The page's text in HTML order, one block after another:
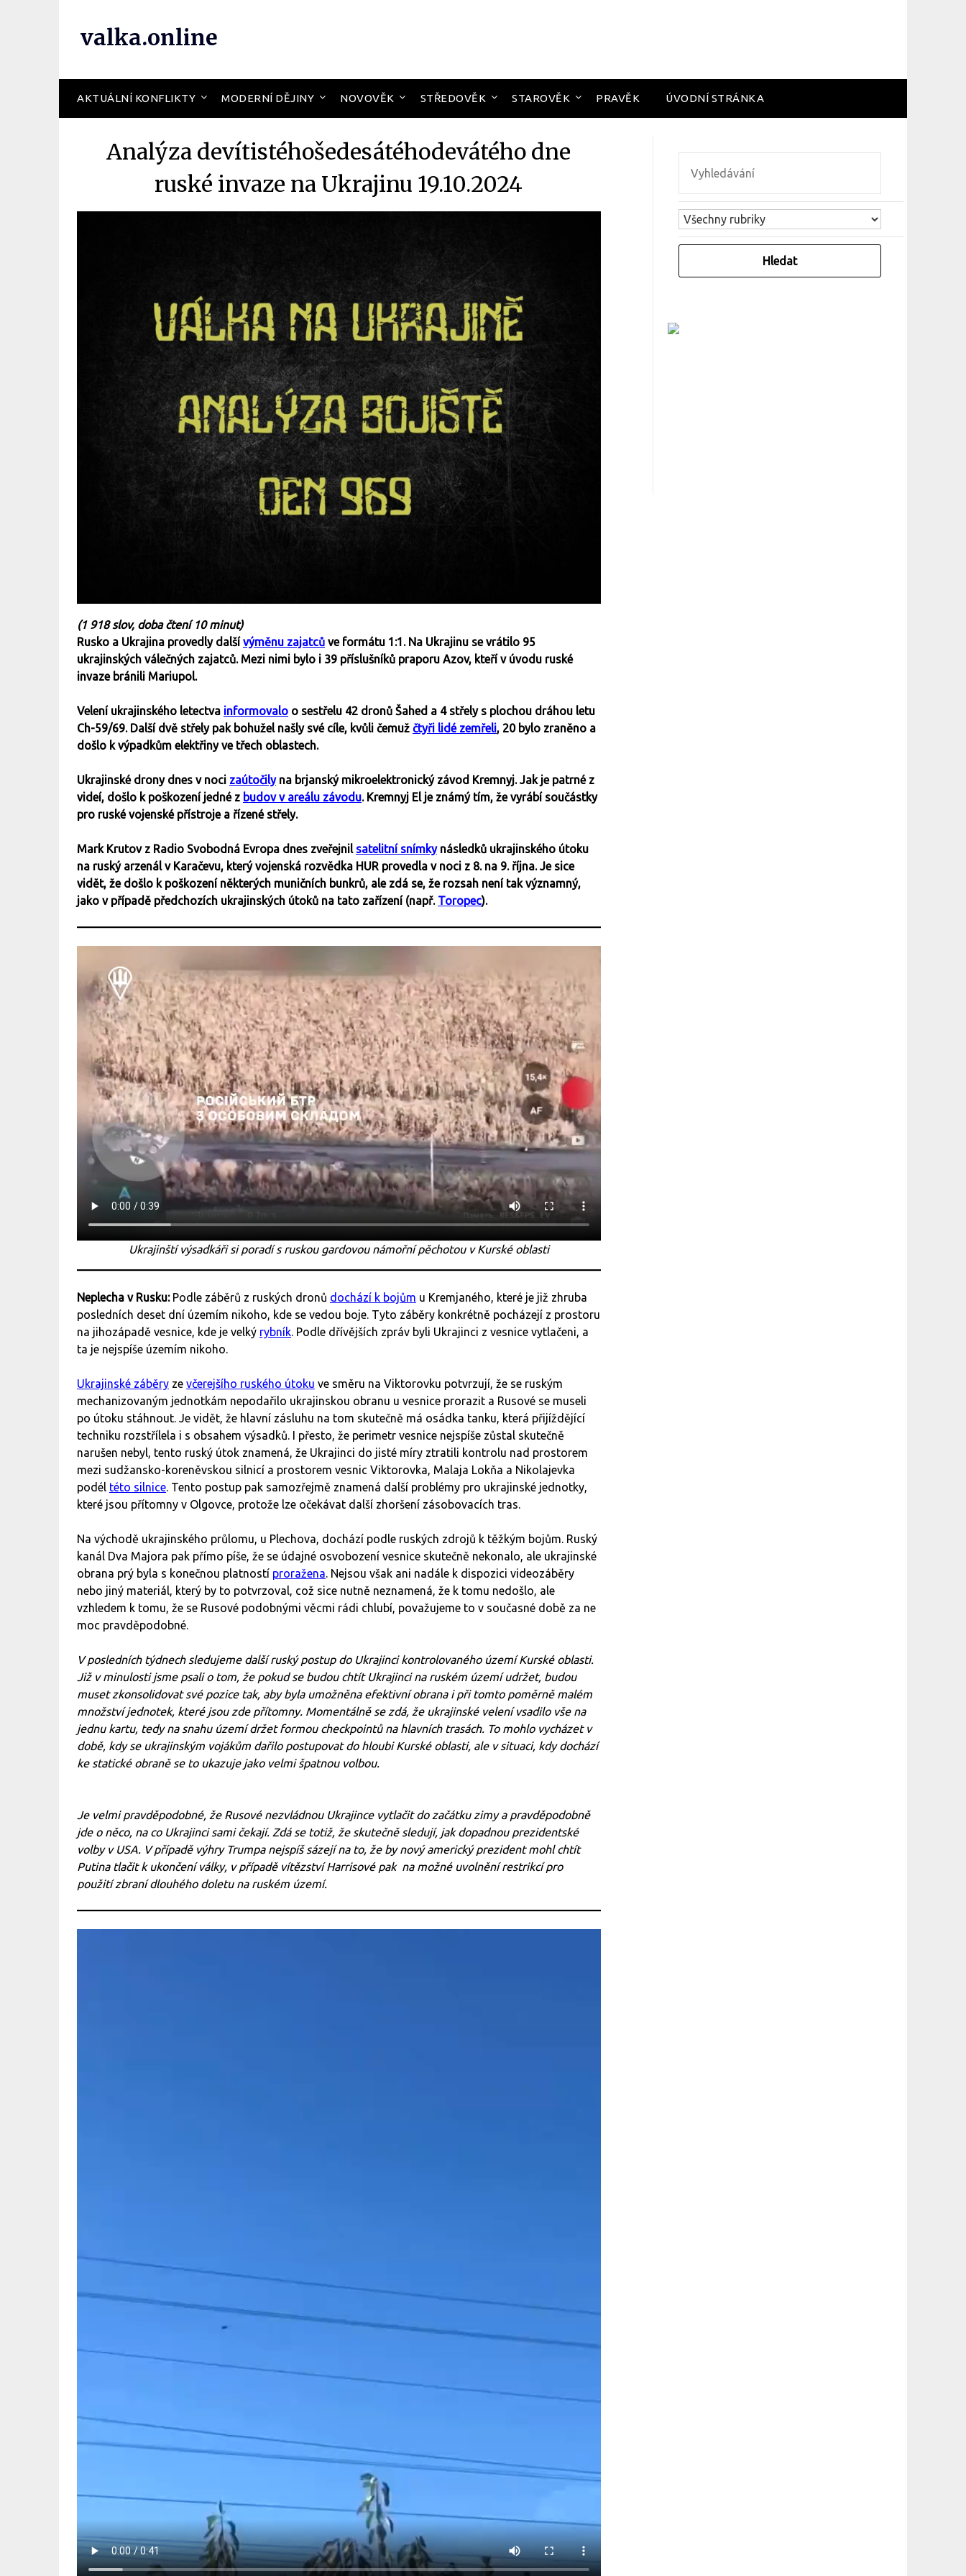
valka.online
AKTUÁLNÍ KONFLIKTY MODERNÍ DĚJINY NOVOVĚK STŘEDOVĚK STAROVĚK PRAVĚK ÚVODNÍ STRÁNKA
Analýza devítistéhošedesátéhodevátého dne
ruské invaze na Ukrajinu 19.10.2024
(1 918 slov, doba čtení 10 minut)
Rusko a Ukrajina provedly dalšívýměnu zajatců ve formátu 1:1. Na Ukrajinu se vrátilo 95
ukrajinských válečných zajatců. Mezi nimi bylo i 39 příslušníků praporu Azov, kteří v úvodu ruské
invaze bránili Mariupol.
Velení ukrajinského letectva informovalo o sestřelu 42 dronů Šahed a 4 střely s plochou dráhou letu
Ch-59/69. Další dvě střely pak bohužel našly své cíle, kvůli čemuž čtyři lidé zemřeli, 20 bylo zraněno a
došlo k výpadkům elektřiny ve třech oblastech.
Ukrajinské drony dnes v noci zaútočilyna brjanský mikroelektronický závod Kremnyj. Jak je patrné z
videí, došlo k poškození jedné z budov v areálu závodu. Kremnyj El je známý tím, že vyrábí součástky
pro ruské vojenské přístroje a řízené střely.
Mark Krutov z Radio Svobodná Evropa dnes zveřejnil satelitní snímkynásledků ukrajinského útoku
na ruský arzenál v Karačevu, který vojenská rozvědka HUR provedla v noci z 8. na 9. října. Je sice
vidět, že došlo k poškození některých muničních bunkrů, ale zdá se, že rozsah není tak významný,
jako v případě předchozích ukrajinských útoků na tato zařízení (např. Toropec).
Ukrajinští výsadkáři si poradí s ruskou gardovou námořní pěchotou v Kurské oblasti
Neplecha v Rusku: Podle záběrů z ruských dronů dochází k bojům u Kremjaného, které je již zhruba
posledních deset dní územím nikoho, kde se vedou boje. Tyto záběry konkrétně pocházejí z prostoru
na jihozápadě vesnice, kde je velký rybník. Podle dřívějších zpráv byli Ukrajinci z vesnice vytlačeni, a
ta je nejspíše územím nikoho.
Ukrajinské záběry ze včerejšího ruského útoku ve směru na Viktorovku potvrzují, že se ruským
mechanizovaným jednotkám nepodařilo ukrajinskou obranu u vesnice prorazit a Rusové se museli
po útoku stáhnout. Je vidět, že hlavní zásluhu na tom skutečně má osádka tanku, která přijíždějící
techniku rozstřílela i s obsahem výsadků. I přesto, že perimetr vesnice nejspíše zůstal skutečně
narušen nebyl, tento ruský útok znamená, že Ukrajinci do jisté míry ztratili kontrolu nad prostorem
mezi sudžansko-koreněvskou silnicí a prostorem vesnic Viktorovka, Malaja Lokňa a Nikolajevka
podél této silnice. Tento postup pak samozřejmě znamená další problémy pro ukrajinské jednotky,
které jsou přítomny v Olgovce, protože lze očekávat další zhoršení zásobovacích tras.
Na východě ukrajinského průlomu, u Plechova, dochází podle ruských zdrojů k těžkým bojům. Ruský
kanál Dva Majora pak přímo píše, že se údajné osvobození vesnice skutečně nekonalo, ale ukrajinské
obrana prý byla s konečnou platností proražena. Nejsou však ani nadále k dispozici videozáběry
nebo jiný materiál, který by to potvrzoval, což sice nutně neznamená, že k tomu nedošlo, ale
vzhledem k tomu, že se Rusové podobnými věcmi rádi chlubí, považujeme to v současné době za ne
moc pravděpodobné.
V posledních týdnech sledujeme další ruský postup do Ukrajinci kontrolovaného území Kurské oblasti.
Již v minulosti jsme psali o tom, že pokud se budou chtít Ukrajinci na ruském území udržet, budou
muset zkonsolidovat své pozice tak, aby byla umožněna efektivní obrana i při tomto poměrně malém
množství jednotek, které jsou zde přítomny. Momentálně se zdá, že ukrajinské velení vsadilo vše na
jednu kartu, tedy na snahu území držet formou checkpointů na hlavních trasách. To mohlo vycházet v
době, kdy se ukrajinským vojákům dařilo postupovat do hloubi Kurské oblasti, ale v situaci, kdy dochází
ke statické obraně se to ukazuje jako velmi špatnou volbou.
Je velmi pravděpodobné, že Rusové nezvládnou Ukrajince vytlačit do začátku zimy a pravděpodobně
jde o něco, na co Ukrajinci sami čekají. Zdá se totiž, že skutečně sledují, jak dopadnou prezidentské
volby v USA. V případě výhry Trumpa nejspíš sázejí na to, že by nový americký prezident mohl chtít
Putina tlačit k ukončení války, v případě vítězství Harrisové pak na možné uvolnění restrikcí pro
použití zbraní dlouhého doletu na ruském území.